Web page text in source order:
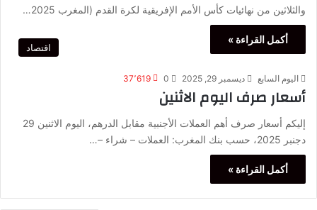
والثلاثين من نهائيات كأس الأمم الإفريقية لكرة القدم (المغرب 2025…
أكمل القراءة »
اقتصاد
اليوم السابع ديسمبر 29, 2025 0 37٬619
أسعار صرف اليوم الاثنين
إليكم أسعار صرف أهم العملات الأجنبية مقابل الدرهم، اليوم الاثنين 29
دجنبر 2025، حسب بنك المغرب: العملات – شراء –…
أكمل القراءة »